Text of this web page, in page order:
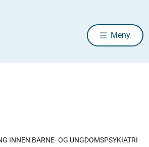
Meny
INNEN BARNE- OG UNGDOMSPSYKIATRI